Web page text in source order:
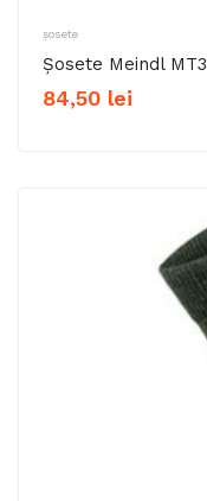
șosete
Șosete Meindl MT3
84,50 lei